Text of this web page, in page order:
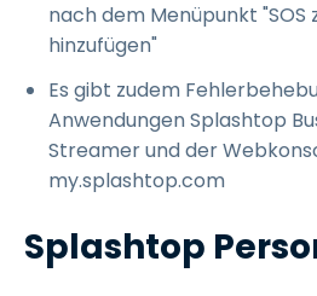
nach dem Menüpunkt "SOS
hinzufügen"
Es gibt zudem
Anwendungen Splashtop
Streamer und der
my.splashtop.com
Splashtop